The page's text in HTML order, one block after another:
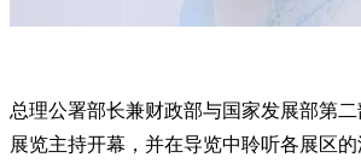
总理公署部长兼财政部与国家发展部第
展览主持开幕，并在导览中聆听各展区的